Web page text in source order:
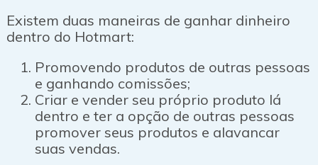
Existem duas maneiras de ganhar dinheiro
dentro do Hotmart:
Promovendo produtos de outras pessoas
e ganhando comissões;
Criar e vender seu próprio produto lá
dentro e ter a opção de outras pessoas
promover seus produtos e alavancar
suas vendas.